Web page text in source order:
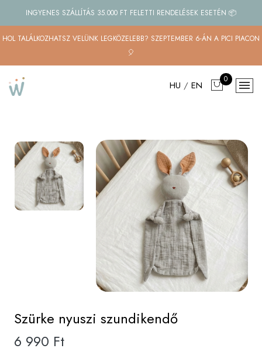
INGYENES SZÁLLÍTÁS 35.000 FT FELETTI RENDELÉSEK ESETÉN 📦
HOL TALÁLKOZHATSZ VELÜNK LEGKÖZELEBB? SZEPTEMBER 6-ÁN A PICI PIACON
🎈
HU / EN 0
Szürke nyuszi szundikendő
6 990 Ft